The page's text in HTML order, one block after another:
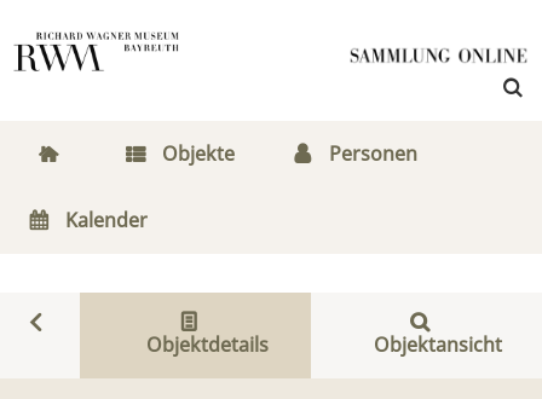
Objekte Personen
Kalender
Objektdetails Objektansicht